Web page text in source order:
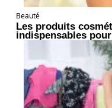
Beauté
Les produits
indispensables